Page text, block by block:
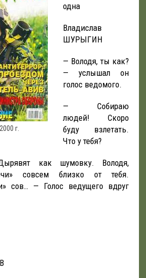
г.
одна
Владислав
ШУРЫГИН
— Володя, ты как?
— услышал он
голос ведомого.
— Собираю
людей! Скоро
буду взлетать.
Что у тебя?
как шумовку. Володя,
совсем близко от тебя.
сов… — Голос ведущего вдруг